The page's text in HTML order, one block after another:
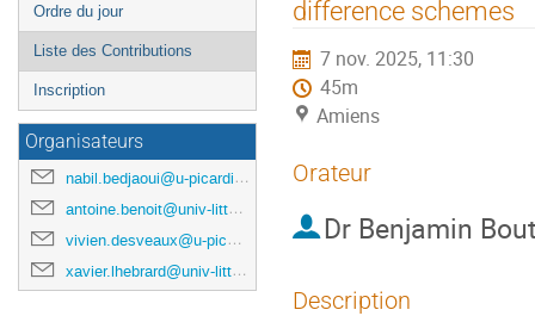
l'événement
Ordre du jour
Liste des Contributions
Inscription
Organisateurs
nabil.bedjaoui@u-picardie.fr
antoine.benoit@univ-littoral.fr
vivien.desveaux@u-picardie.fr
xavier.lhebrard@univ-littoral.fr
difference schemes
7 nov. 2025, 11:30
45m
Amiens
Orateur
Dr Benjamin
Description